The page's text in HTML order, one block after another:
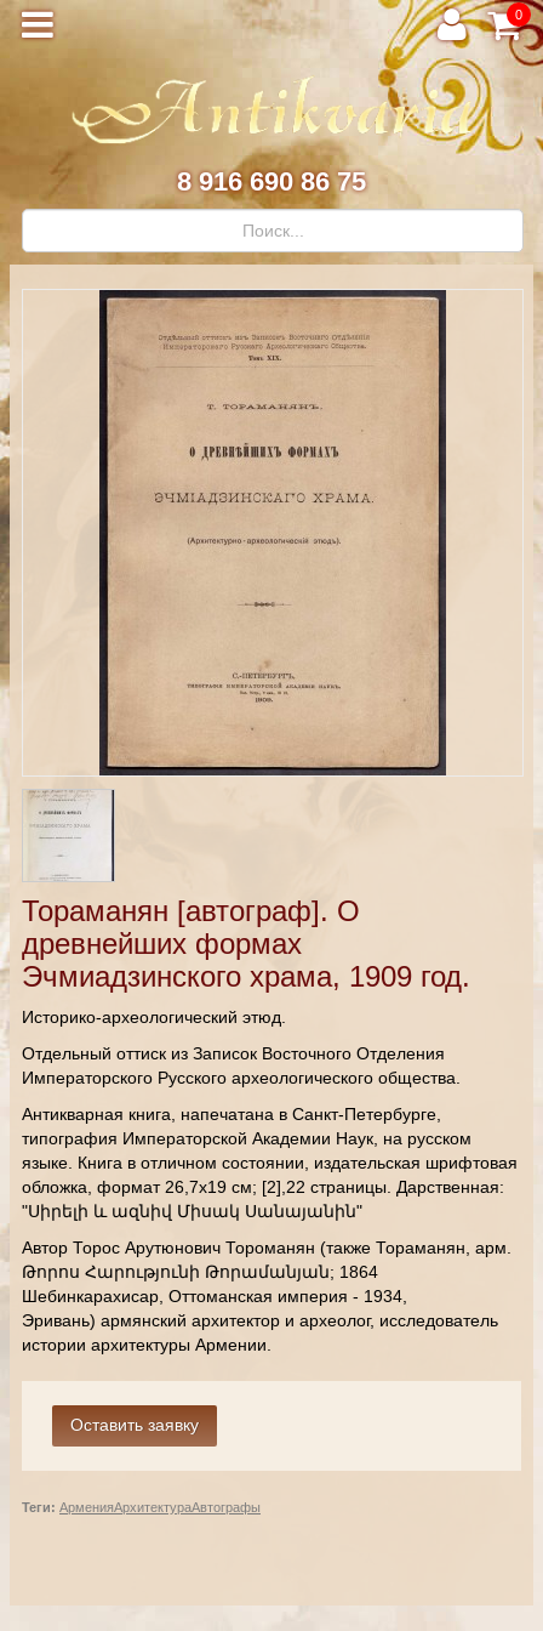
0
8 916 690 86 75
Тораманян [автограф]. О
древнейших формах
Эчмиадзинского храма, 1909 год.
Историко-археологический этюд.
Отдельный оттиск из Записок Восточного Отделения
Императорского Русского археологического общества.
Антикварная книга, напечатана в Санкт-Петербурге,
типография Императорской Академии Наук, на русском
языке. Книга в отличном состоянии, издательская шрифтовая
обложка, формат 26,7х19 см; [2],22 страницы. Дарственная:
"Սիրելի և ազնիվ Միսակ Սանայանին"
Автор Торос Арутюнович Тороманян (также Тораманян, арм.
Թորոս Հարությունի Թորամանյան; 1864
Шебинкарахисар, Оттоманская империя - 1934,
Эривань) армянский архитектор и археолог, исследователь
истории архитектуры Армении.
Теги: АрменияАрхитектураАвтографы